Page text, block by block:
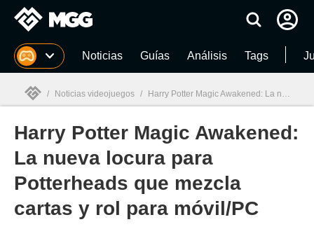
MGG Noticias Guías Análisis Tags
MGG
/ Noticias videojuegos / Harry Potter Magic Awakened: La nueva locura para Potterheads que mezcla cartas y rol para móvil/PC
Harry Potter Magic Awakened:
La nueva locura para
Potterheads que mezcla
cartas y rol para móvil/PC